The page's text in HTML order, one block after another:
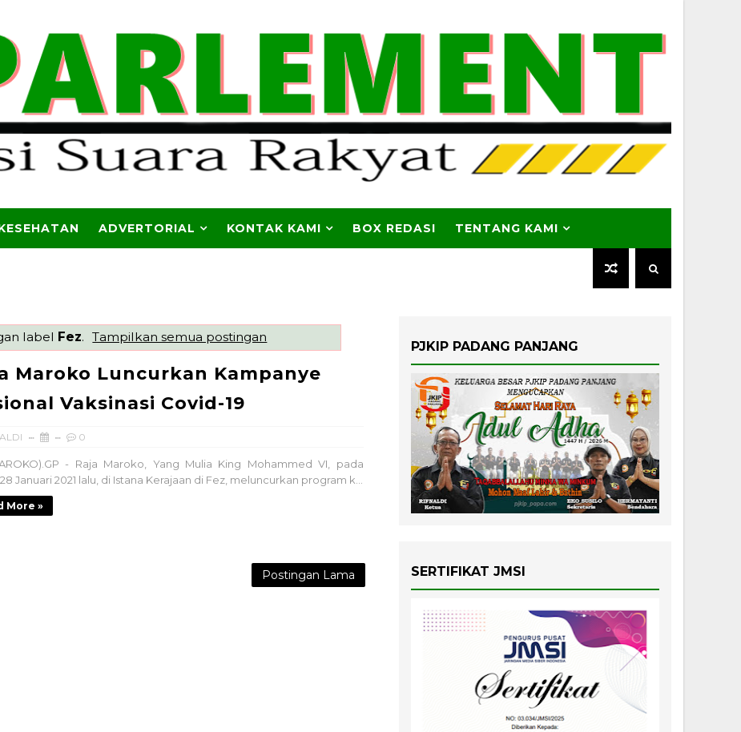
ADVERTORIAL KONTAK KAMI BOX REDASI TENTANG KAMI
label Fez. Tampilkan semua postingan
Maroko Luncurkan Kampanye
Vaksinasi Covid-19
0
- Raja Maroko, Yang Mulia King Mohammed VI, pada
Januari 2021 lalu, di Istana Kerajaan di Fez, meluncurkan program k...
More »
Postingan Lama
PJKIP PADANG PANJANG
SERTIFIKAT JMSI